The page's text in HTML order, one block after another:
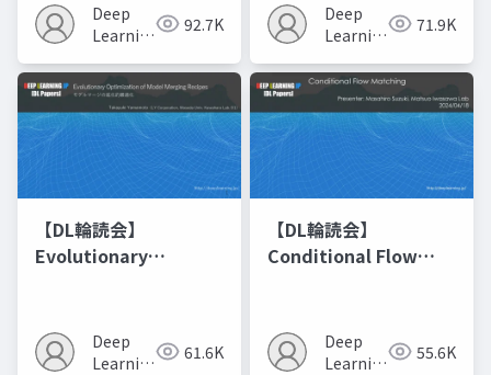
Deep
Learning
92.7K
Deep
Learning
71.9K
【DL輪読会】
Evolutionary
Recipes モデルマージ
の進化的最適化
Deep
Learning
61.6K
【DL輪読会】
Conditional Flow
Deep
Learning
55.6K